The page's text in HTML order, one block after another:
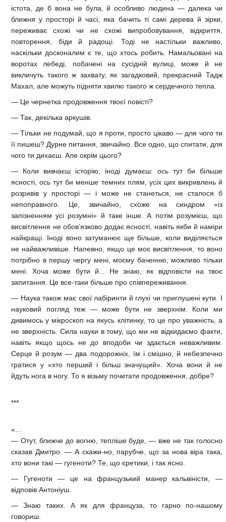
істота, де б вона не була, й особливо людина — далека чи
ближня у просторі й часі, яка бачить ті самі дерева й зірки,
переживає схожі чи не схожі випробовування, відкриття,
повторення, біди й радощі. Тоді не настільки важливо,
наскільки досконалим є те, що хтось робить. Намальовані на
воротах лебеді, побачені на сусідній вулиці, може й не
викличуть такого ж захвату, як загадковий, прекрасний Тадж
Махал, але можуть підняти хвилю такого ж сердечного тепла.
— Це чернетка продовження твоєї повісті?
— Так, декілька аркушів.
— Тільки не подумай, що я проти, просто цікаво — для чого ти
її пишеш? Дурне питання, звичайно. Все одно, що спитати, для
чого ти дихаєш. Але окрім цього?
— Коли вивчаєш історію, іноді думаєш: ось тут би більше
ясності, ось тут би менше темних плям, усіх цих викривлень й
розривів у просторі — і може не станеться, не сталося б
непоправного. Це, звичайно, схоже на синдром «із
запізненням усі розумні» й таке інше. А потім розумієш, що
висвітлення не обов’язково додає ясності, навіть якби й наміри
найкращі. Іноді воно затуманює ще більше, коли виділяється
не найважливіше. Напевно, якщо це моє висвітлення, то воно
потрібно в першу чергу мені, моєму баченню, можливо тільки
мені. Хоча може бути й... Не знаю, як відповісти на твоє
запитання. Це все-таки більше про співпереживання.
— Наука також має свої лабіринти й глухі чи приглушені кути. І
науковий погляд теж — може бути не зверхнім. Коли ми
дивимось у мікроскоп на якусь клітинку, то це про уважність, а
не зверхність. Сила науки в тому, що ми не відкидаємо факти,
навіть якщо щось не до вподоби чи здається неважливим.
Серце й розум — два подорожніх, їм і смішно, й небезпечно
гратися у «хто перший і більш значущий». Хоча вони й не
йдуть нога в ногу. То я візьму почитати продовження, добре?
***
«…
— Отут, ближче до вогню, тепліше буде, — вже не так голосно
сказав Дмитро. — А скажи-но, парубче, що за нова віра така,
хто вони такі — гугеноти? Те, що єретики, і так ясно.
— Гугеноти — це на французький манер кальвіністи, —
відповів Антоніуш.
— Знаю таких. А як для француза, то гарно по-нашому
говориш.